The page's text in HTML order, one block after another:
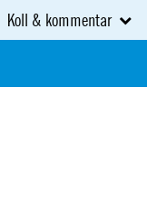
Koll & kommentar